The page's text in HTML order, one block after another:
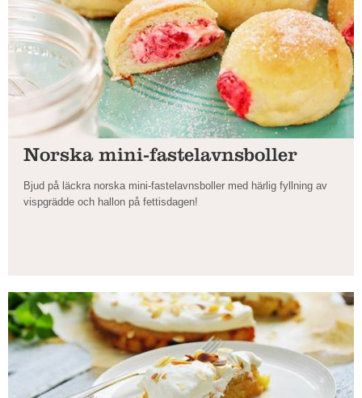
Norska mini-fastelavnsboller
Bjud på läckra norska mini-fastelavnsboller med härlig fyllning av
vispgrädde och hallon på fettisdagen!